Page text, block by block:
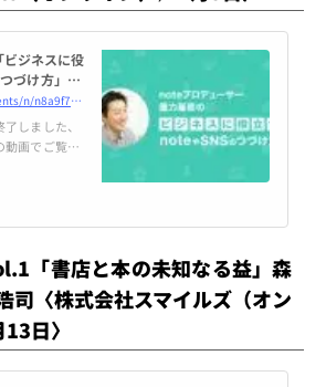
ビジネスに役
づけ方」 を
ベント情報
https://note.com/events/n/n8a9f7bc17eb4
しました、
動画でご覧に
マのオンラ
ます。 会社
は、是非ご参
やSNSのア
いけど、何
いつかない」
「書店と本の未知なる益」森
司〈株式会社スマイルズ（オン
日〉